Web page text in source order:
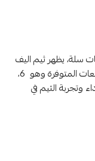
سلة، يظهر ثيم اليف
بتقييم متوسط يلامس 4 حسب عدد المراجعات المتوفرة وهو 6،
الثيم في